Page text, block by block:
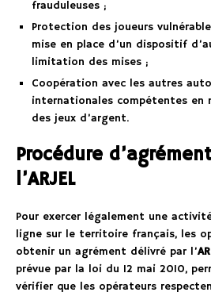
frauduleuses ;
Protection des joueurs
mise en place d’un dispositif
limitation des mises ;
Coopération avec les autres
internationales compétentes en
des jeux d’argent.
Procédure
l’ARJEL
Pour exercer légalement une
ligne sur le territoire français, les
obtenir un agrément délivré par l’
prévue par la loi du 12 mai 2010,
vérifier que les opérateurs